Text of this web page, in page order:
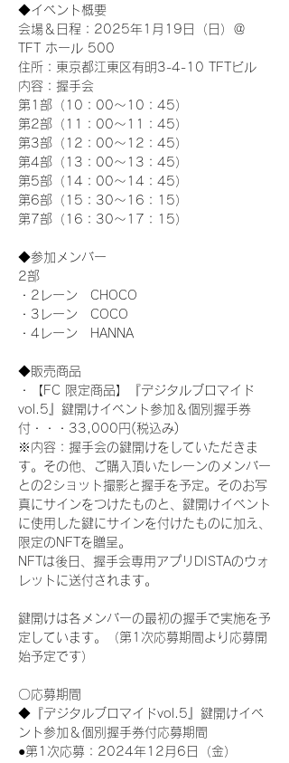
◆イベント概要
会場＆日程：2025年1月19日（日）＠
TFT ホール 500
住所：東京都江東区有明3-4-10 TFTビル
内容：握手会
第1部（10：00～10：45）
第2部（11：00～11：45）
第3部（12：00～12：45）
第4部（13：00～13：45）
第5部（14：00～14：45）
第6部（15：30～16：15）
第7部（16：30～17：15）
◆参加メンバー
2部
・2レーン　CHOCO
・3レーン　COCO
・4レーン　HANNA
◆販売商品
・【FC 限定商品】『デジタルブロマイド
vol.5』鍵開けイベント参加＆個別握手券
付・・・33,000円(税込み)
※内容：握手会の鍵開けをしていただきま
す。その他、ご購入頂いたレーンのメンバー
との2ショット撮影と握手を予定。そのお写
真にサインをつけたものと、鍵開けイベント
に使用した鍵にサインを付けたものに加え、
限定のNFTを贈呈。
NFTは後日、握手会専用アプリDISTAのウォ
レットに送付されます。
鍵開けは各メンバーの最初の握手で実施を予
定しています。（第1次応募期間より応募開
始予定です）
〇応募期間
◆『デジタルブロマイドvol.5』鍵開けイベ
ント参加＆個別握手券付応募期間
●第1次応募：2024年12月6日（金）